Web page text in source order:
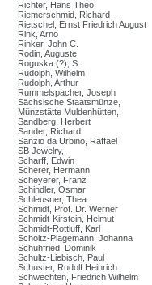
Richter, Hans Theo
Riemerschmid, Richard
Rietschel, Ernst Friedrich August
Rink, Arno
Rinker, John C.
Rodin, Auguste
Roguska (?), S.
Rudolph, Wilhelm
Rudolph, Arthur
Rummelspacher, Joseph
Sächsische Staatsmünze,
Münzstätte Muldenhütten,
Sandberg, Herbert
Sander, Richard
Sanzio da Urbino, Raffael
SB Jewelry,
Scharff, Edwin
Scherer, Hermann
Scheyerer, Franz
Schindler, Osmar
Schleusner, Thea
Schmidt, Prof. Dr. Werner
Schmidt-Kirstein, Helmut
Schmidt-Rottluff, Karl
Scholtz-Plagemann, Johanna
Schuhfried, Dominik
Schultz-Liebisch, Paul
Schuster, Rudolf Heinrich
Schwechten, Friedrich Wilhelm